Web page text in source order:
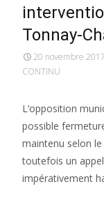
Tonnay-
20 novembre 2017
CONTINU
L’opposition
possible
maintenu selon
toutefois un
impérativement